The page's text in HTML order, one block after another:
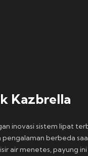
Kazbrella
inovasi sistem lipat
berbeda
air menetes, payung